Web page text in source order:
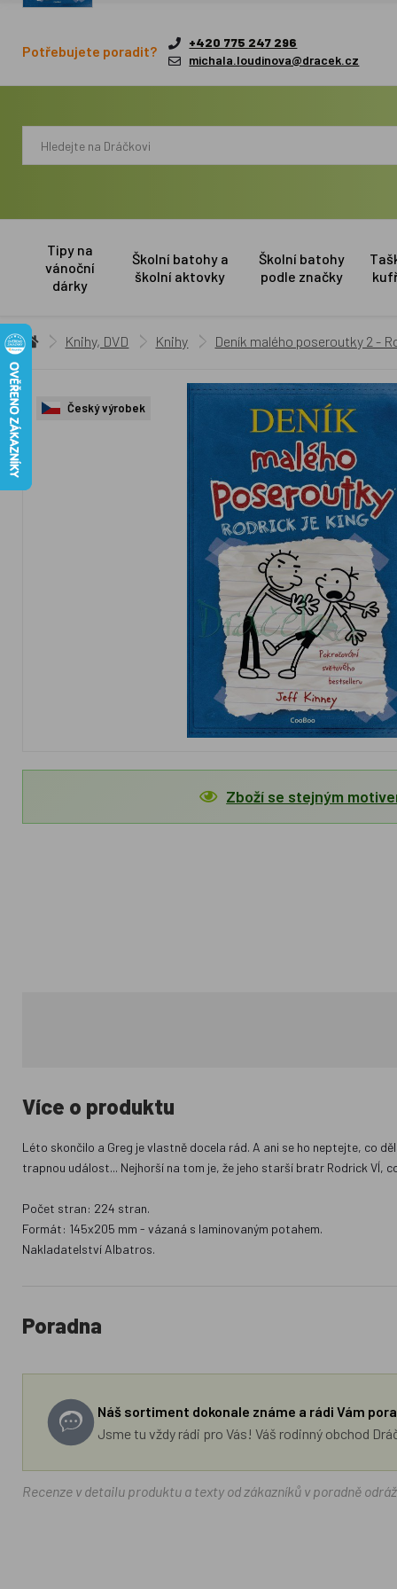
Potřebujete poradit?
+420 775 247 296
michala.loudinova@dracek.cz
Tipy na
vánoční
dárky
Školní batohy a
školní aktovky
Školní batohy
podle značky
Knihy, DVD Knihy Deník malého poseroutky 2 -
Český výrobek
Zboží se stejným
Více o produktu
Léto skončilo a Greg je vlastně docela rád. A ani se ho neptejte, co
trapnou událost... Nejhorší na tom je, že jeho starší bratr Rodrick VÍ,
Počet stran: 224 stran.
Formát: 145x205 mm - vázaná s laminovaným potahem.
Nakladatelství Albatros.
Poradna
Náš sortiment dokonale známe a rádi Vám
Jsme tu vždy rádi pro Vás! Váš rodinný obchod
Recenze v detailu produktu a texty od zákazníků v poradně